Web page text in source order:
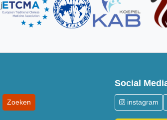
Social
instagram